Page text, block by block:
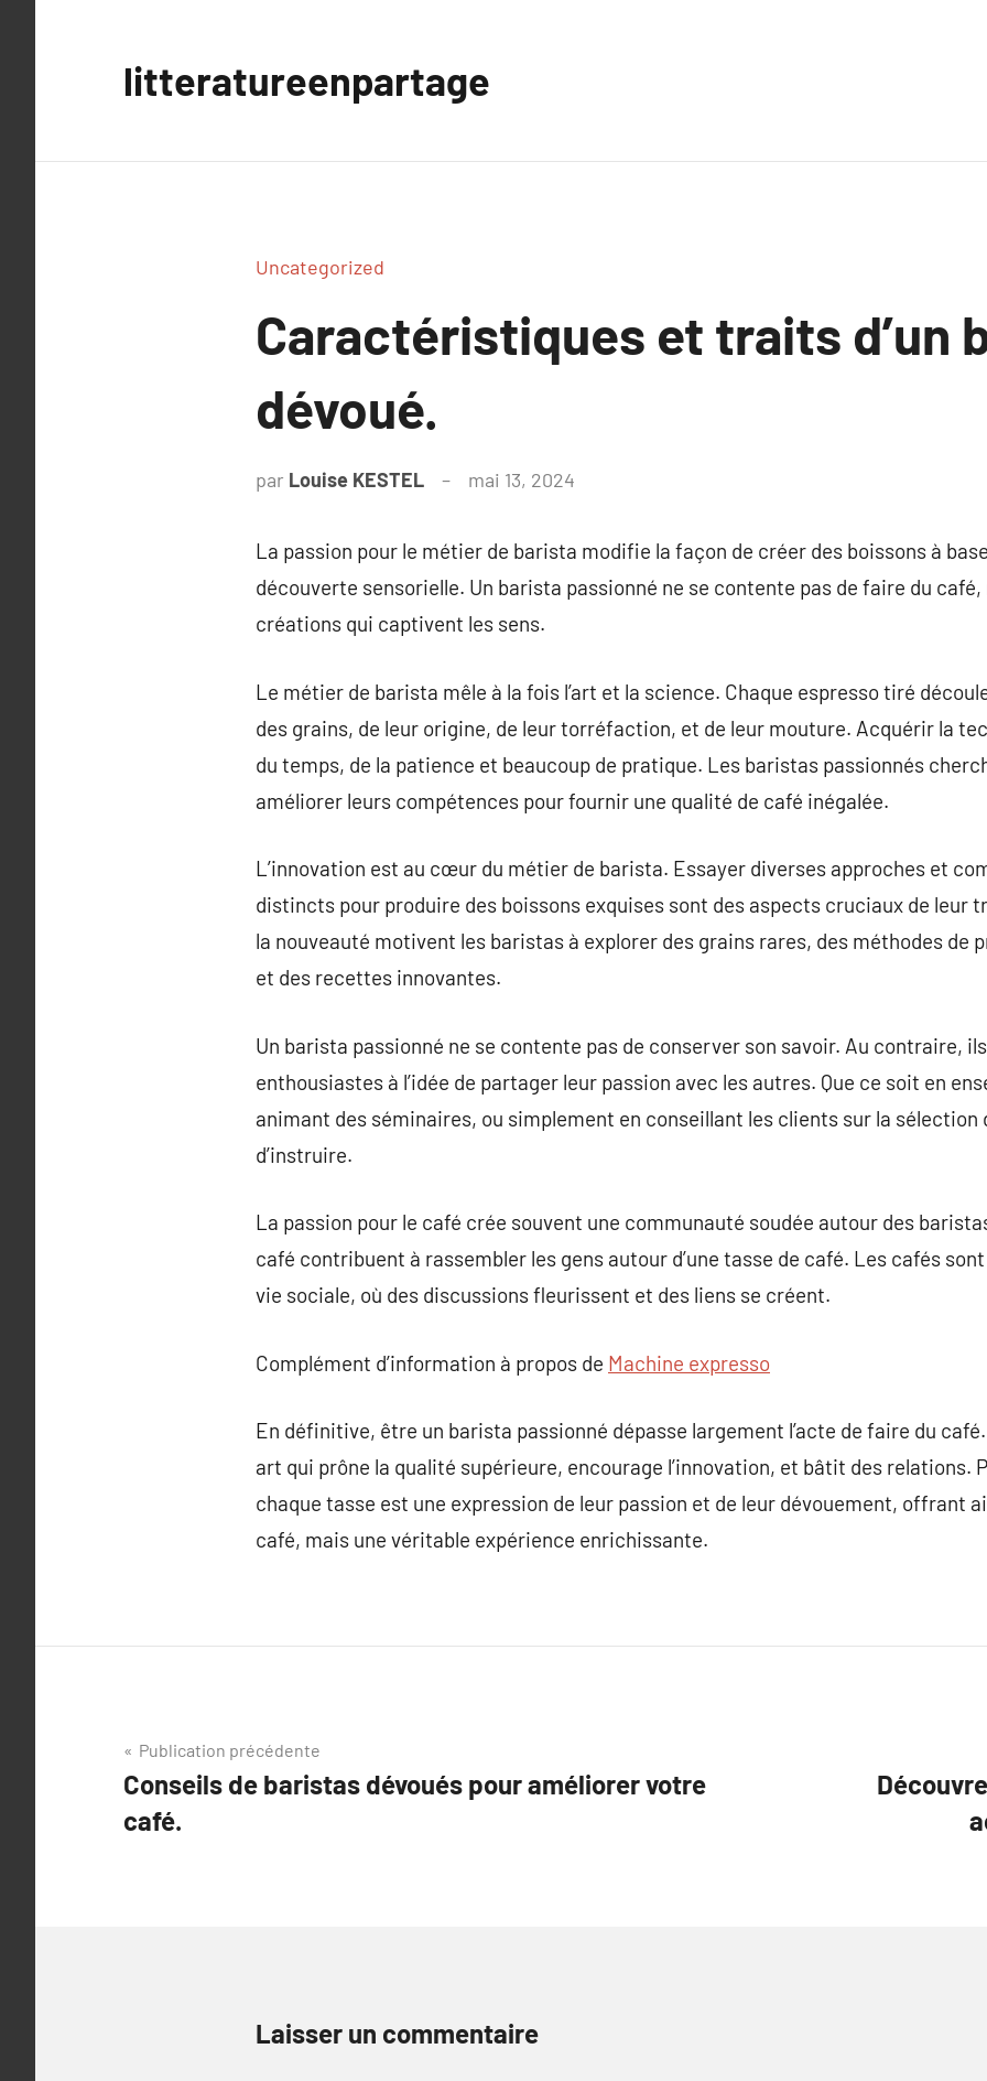
litteratureenpartage
Uncategorized
Caractéristiques et traits d’un
dévoué.
par Louise KESTEL mai 13, 2024
La passion pour le métier de barista modifie la façon de créer des boissons à
découverte sensorielle. Un barista passionné ne se contente pas de faire du
créations qui captivent les sens.
Le métier de barista mêle à la fois l’art et la science. Chaque espresso tiré
des grains, de leur origine, de leur torréfaction, et de leur mouture. Acquérir la
du temps, de la patience et beaucoup de pratique. Les baristas passionnés
améliorer leurs compétences pour fournir une qualité de café inégalée.
L’innovation est au cœur du métier de barista. Essayer diverses approches et
distincts pour produire des boissons exquises sont des aspects cruciaux de leur
la nouveauté motivent les baristas à explorer des grains rares, des méthodes de
et des recettes innovantes.
Un barista passionné ne se contente pas de conserver son savoir. Au contraire,
enthousiastes à l’idée de partager leur passion avec les autres. Que ce soit en
animant des séminaires, ou simplement en conseillant les clients sur la sélection
d’instruire.
La passion pour le café crée souvent une communauté soudée autour des
café contribuent à rassembler les gens autour d’une tasse de café. Les cafés
vie sociale, où des discussions fleurissent et des liens se créent.
Complément d’information à propos de Machine expresso
En définitive, être un barista passionné dépasse largement l’acte de faire du café.
art qui prône la qualité supérieure, encourage l’innovation, et bâtit des relations.
chaque tasse est une expression de leur passion et de leur dévouement, offrant
café, mais une véritable expérience enrichissante.
Navigation
de
l’article
Publication précédente
Conseils de baristas dévoués pour améliorer votre
café.
Laisser un commentaire